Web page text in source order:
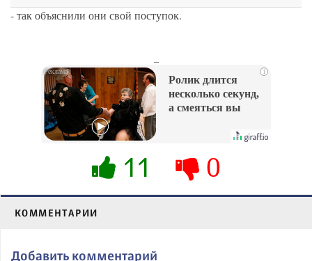
- так объяснили они свой поступок.
i
Ролик длится
несколько секунд,
а смеяться вы
11 0
КОММЕНТАРИИ
Добавить комментарий